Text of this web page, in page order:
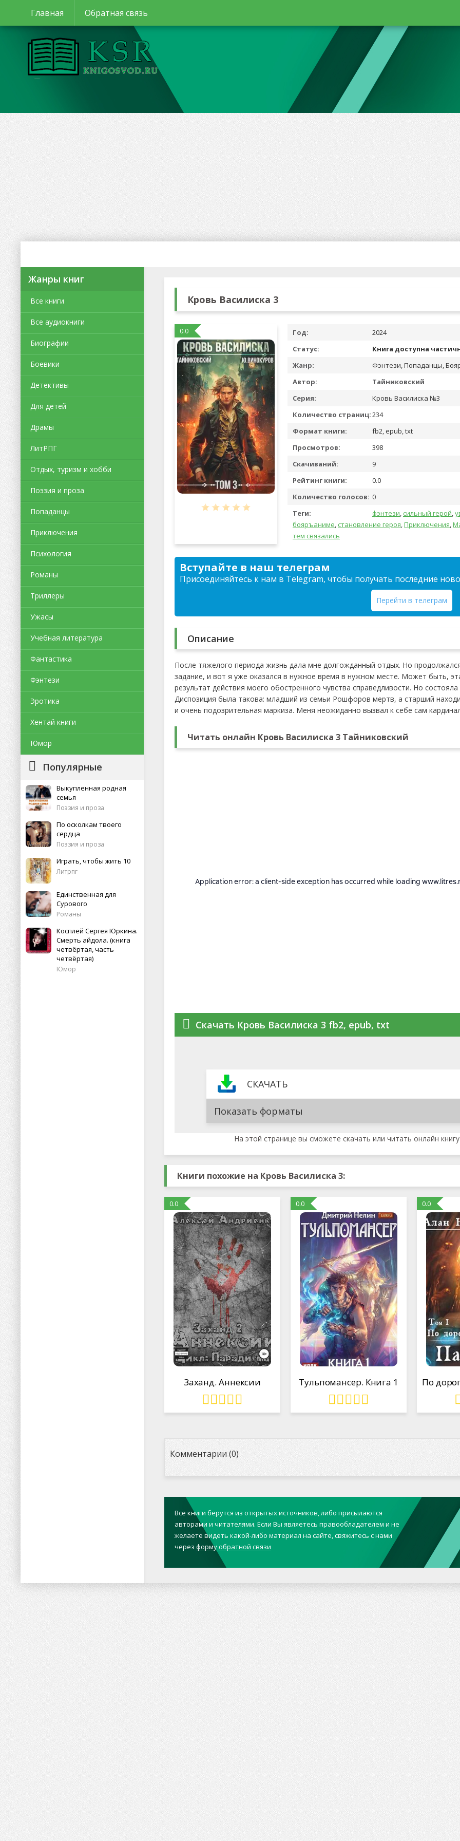
Главная Обратная связь
Жанры книг
Все книги
Все аудиокниги
Биографии
Боевики
Детективы
Для детей
Драмы
ЛитРПГ
Отдых, туризм и хобби
Поэзия и проза
Попаданцы
Приключения
Психология
Романы
Триллеры
Ужасы
Учебная литература
Фантастика
Фэнтези
Эротика
Хентай книги
Юмор
Популярные
Выкупленная родная
семья
Поэзия и проза
По осколкам твоего
сердца
Поэзия и проза
Играть, чтобы жить 10
Литрпг
Единственная для
Сурового
Романы
Косплей Сергея Юркина.
Смерть айдола. (книга
четвёртая, часть
четвёртая)
Юмор
Кровь Василиска 3
0.0 Год:
2024
Статус:
Книга доступна
Жанр:
Фэнтези, Попаданцы,
Автор:
Тайниковский
Серия:
Кровь Василиска №3
Количество страниц:234
Формат книги:
fb2, epub, txt
Просмотров:
398
Скачиваний:
9
Рейтинг книги:
0.0
Количество голосов: 0
Теги:
фэнтези, сильный герой,
бояръаниме, становление героя,Приключения,
тем связались
Вступайте в наш телеграм
Присоединяйтесь к нам в Telegram, чтобы получать последние
Перейти в телеграм
Описание
После тяжелого периода жизнь дала мне долгожданный отдых. Но
задание, и вот я уже оказался в нужное время в нужном месте. Может быть,
результат действия моего обостренного чувства справедливости. Но
Диспозиция была такова: младший из семьи Рошфоров мертв, а старший
и очень подозрительная маркиза. Меня неожиданно вызвал к себе сам
Читать онлайн Кровь Василиска 3 Тайниковский
Скачать Кровь Василиска 3 fb2, epub, txt
СКАЧАТЬ
Показать форматы
На этой странице вы сможете скачать или читать онлайн
Книги похожие на Кровь Василиска 3:
0.0
Заханд. Аннексии
0.0
Тульпомансер. Книга 1
0.0
Комментарии (0)
Все книги берутся из открытых источников, либо присылаются
авторами и читателями. Если Вы являетесь правообладателем и не
желаете видеть какой-либо материал на сайте, свяжитесь с нами
через форму обратной связи